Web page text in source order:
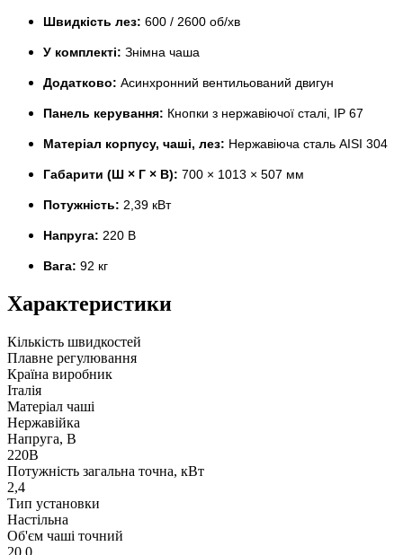
Швидкість лез: 600 / 2600 об/хв
У комплекті: Знімна чаша
Додатково: Асинхронний вентильований двигун
Панель керування: Кнопки з нержавіючої сталі, IP 67
Матеріал корпусу, чаші, лез: Нержавіюча сталь AISI 304
Габарити (Ш × Г × В): 700 × 1013 × 507 мм
Потужність: 2,39 кВт
Напруга: 220 В
Вага: 92 кг
Характеристики
Кількість швидкостей
Плавне регулювання
Країна виробник
Італія
Матеріал чаші
Нержавійка
Напруга, В
220В
Потужність загальна точна, кВт
2,4
Тип установки
Настільна
Об'єм чаші точний